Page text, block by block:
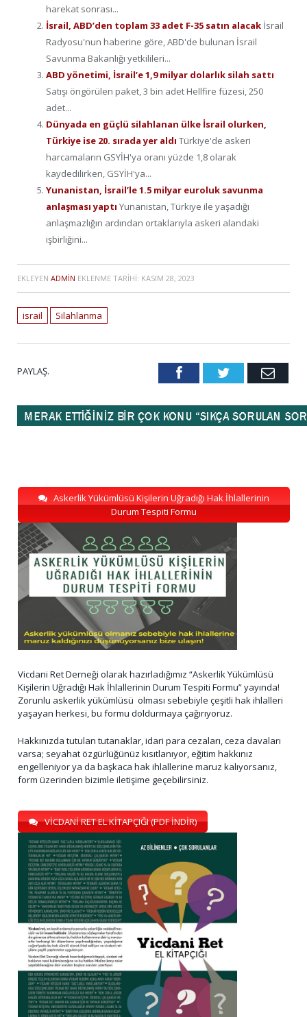
harekat sonrası...
İsrail, ABD’den toplam 33 adet F-35 satın alacak İsrail
Radyosu'nun haberine göre, ABD'de bulunan İsrail
Savunma Bakanlığı yetkilileri...
ABD yönetimi, İsrail’e 1,9 milyar dolarlık silah sattı
Satışı öngörülen paket, 3 bin adet Hellfire füzesi, 250
adet...
Dünyada en güçlü silahlanan ülke İsrail olurken,
Türkiye ise 20. sırada yer aldı Türkiye'de askeri
harcamaların GSYİH'ya oranı yüzde 1,8 olarak
kaydedilirken, GSYİH'ya...
Yunanistan, İsrail’le 1.5 milyar euroluk savunma
anlaşması yaptı Yunanistan, Türkiye ile yaşadığı
anlaşmazlığın ardından ortaklarıyla askeri alandaki
işbirliğini...
EKLEYEN ADMIN EKLENME TARIHI: KASIM 28, 2023
israil Silahlanma
PAYLAŞ. FacebookTwitter Email
Askerlik Yükümlüsü Kişilerin Uğradığı Hak İhlallerinin
Durum Tespiti Formu
Vicdani Ret Derneği olarak hazırladığımız “Askerlik Yükümlüsü
Kişilerin Uğradığı Hak İhlallerinin Durum Tespiti Formu” yayında!
Zorunlu askerlik yükümlüsü olması sebebiyle çeşitli hak ihlalleri
yaşayan herkesi, bu formu doldurmaya çağırıyoruz.
Hakkınızda tutulan tutanaklar, idari para cezaları, ceza davaları
varsa; seyahat özgürlüğünüz kısıtlanıyor, eğitim hakkınız
engelleniyor ya da başkaca hak ihlallerine maruz kalıyorsanız,
form üzerinden bizimle iletişime geçebilirsiniz.
VİCDANİ RET EL KİTAPÇIĞI (PDF İNDİR)